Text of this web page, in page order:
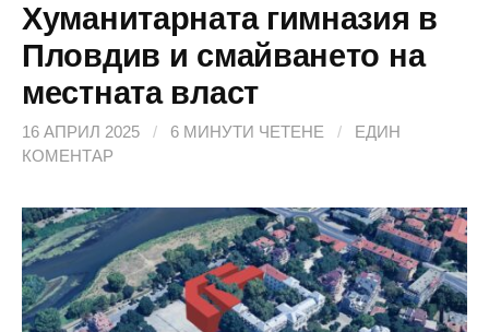
Хуманитарната гимназия в
Пловдив и смайването на
местната власт
16 АПРИЛ 2025 / 6 МИНУТИ ЧЕТЕНЕ /
ЕДИН
КОМЕНТАР